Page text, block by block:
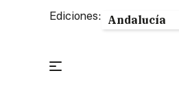
Ediciones: